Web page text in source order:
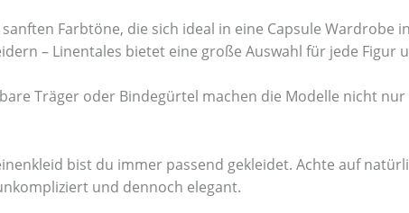
Farbtöne, die sich ideal in eine Capsule Wardrobe
– Linentales bietet eine große Auswahl für jede Figur
Träger oder Bindegürtel machen die Modelle nicht
bist du immer passend gekleidet. Achte auf
und dennoch elegant.